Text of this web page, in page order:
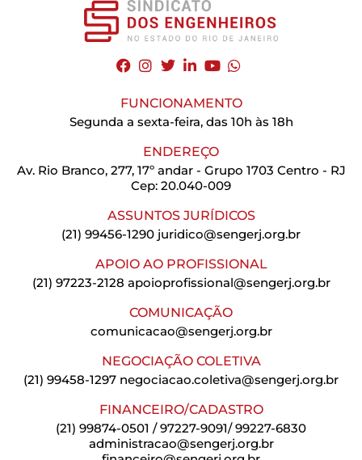
FUNCIONAMENTO
Segunda a sexta-feira, das 10h às 18h
ENDEREÇO
Av. Rio Branco, 277, 17º andar - Grupo 1703 Centro - RJ
Cep: 20.040-009
ASSUNTOS JURÍDICOS
(21) 99456-1290 juridico@sengerj.org.br
APOIO AO PROFISSIONAL
(21) 97223-2128 apoioprofissional@sengerj.org.br
COMUNICAÇÃO
comunicacao@sengerj.org.br
NEGOCIAÇÃO COLETIVA
(21) 99458-1297 negociacao.coletiva@sengerj.org.br
FINANCEIRO/CADASTRO
(21) 99874-0501 / 97227-9091/ 99227-6830
administracao@sengerj.org.br